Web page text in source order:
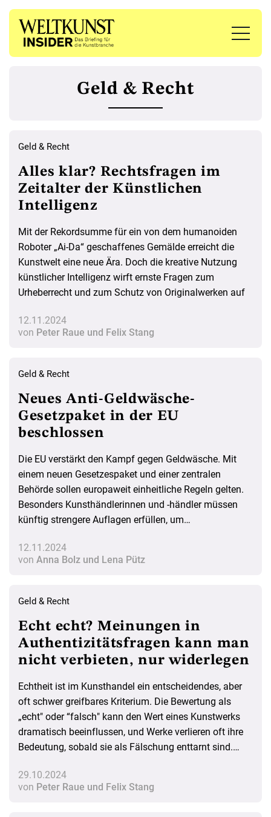
Geld & Recht
Geld & Recht
Alles klar? Rechtsfragen im
Zeitalter der Künstlichen
Intelligenz
Mit der Rekordsumme für ein von dem humanoiden
Roboter „Ai-Da“ geschaffenes Gemälde erreicht die
Kunstwelt eine neue Ära. Doch die kreative Nutzung
künstlicher Intelligenz wirft ernste Fragen zum
Urheberrecht und zum Schutz von Originalwerken auf
12.11.2024
von Peter Raue und Felix Stang
Geld & Recht
Neues Anti-Geldwäsche-
Gesetzpaket in der EU
beschlossen
Die EU verstärkt den Kampf gegen Geldwäsche. Mit
einem neuen Gesetzespaket und einer zentralen
Behörde sollen europaweit einheitliche Regeln gelten.
Besonders Kunsthändlerinnen und -händler müssen
künftig strengere Auflagen erfüllen, um
12.11.2024
von Anna Bolz und Lena Pütz
Geld & Recht
Echt echt? Meinungen in
Authentizitätsfragen kann man
nicht verbieten, nur widerlegen
Echtheit ist im Kunsthandel ein entscheidendes, aber
oft schwer greifbares Kriterium. Die Bewertung als
„echt" oder “falsch" kann den Wert eines Kunstwerks
dramatisch beeinflussen, und Werke verlieren oft ihre
Bedeutung, sobald sie als Fälschung enttarnt sind.
Mundi bis hin zu Werken des Fälschers Beltracchi,
zeigen, dass die Frage nach der Authentizität nicht
29.10.2024
von Peter Raue und Felix Stang